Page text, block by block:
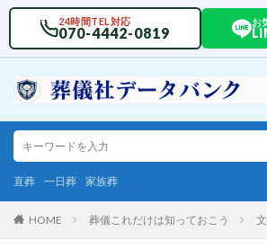
24時間TEL対応
070-4442-0819
お
直葬 一日葬 家族葬
HOME 葬儀これだけは知っておこう